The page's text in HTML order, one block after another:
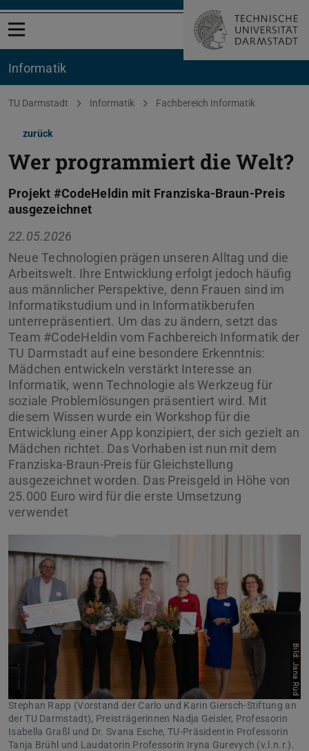
Menü öffnen
Informatik
Sie befinden sich hier:
TU Darmstadt Informatik Fachbereich Informatik
zurück
Wer programmiert die Welt?
Projekt #CodeHeldin mit Franziska-Braun-Preis
ausgezeichnet
22.05.2026
Neue Technologien prägen unseren Alltag und die
Arbeitswelt. Ihre Entwicklung erfolgt jedoch häufig
aus männlicher Perspektive, denn Frauen sind im
Informatikstudium und in Informatikberufen
unterrepräsentiert. Um das zu ändern, setzt das
Team #CodeHeldin vom Fachbereich Informatik der
TU Darmstadt auf eine besondere Erkenntnis:
Mädchen entwickeln verstärkt Interesse an
Informatik, wenn Technologie als Werkzeug für
soziale Problemlösungen präsentiert wird. Mit
diesem Wissen wurde ein Workshop für die
Entwicklung einer App konzipiert, der sich gezielt an
Mädchen richtet. Das Vorhaben ist nun mit dem
Franziska-Braun-Preis für Gleichstellung
ausgezeichnet worden. Das Preisgeld in Höhe von
25.000 Euro wird für die erste Umsetzung
verwendet
Bild: Jana Rüd
Stephan Rapp (Vorstand der Carlo und Karin Giersch-Stiftung an
der TU Darmstadt), Preisträgerinnen Nadja Geisler, Professorin
Isabella Graßl und Dr. Svana Esche, TU-Präsidentin Professorin
Tanja Brühl und Laudatorin Professorin Iryna Gurevych (v.l.n.r.).
Zurück